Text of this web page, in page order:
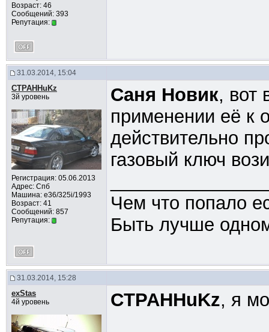
Возраст: 46
Сообщений: 393
Репутация:
31.03.2014, 15:04
CTPAHHuKz
3й уровень
Регистрация: 05.06.2013
Адрес: Спб
Машина: e36/325i/1993
Возраст: 41
Сообщений: 857
Репутация:
Саня Новик, вот
применении её к
действительно
газовый ключ
Чем что попало
Быть лучше
31.03.2014, 15:28
exStas
4й уровень CTPAHHuKz, я